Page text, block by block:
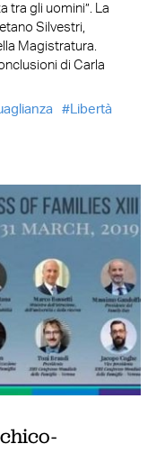
tra gli uomini”. La
Silvestri,
Magistratura.
di Carla
Libertà